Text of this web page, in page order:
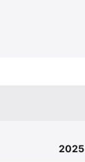
2025